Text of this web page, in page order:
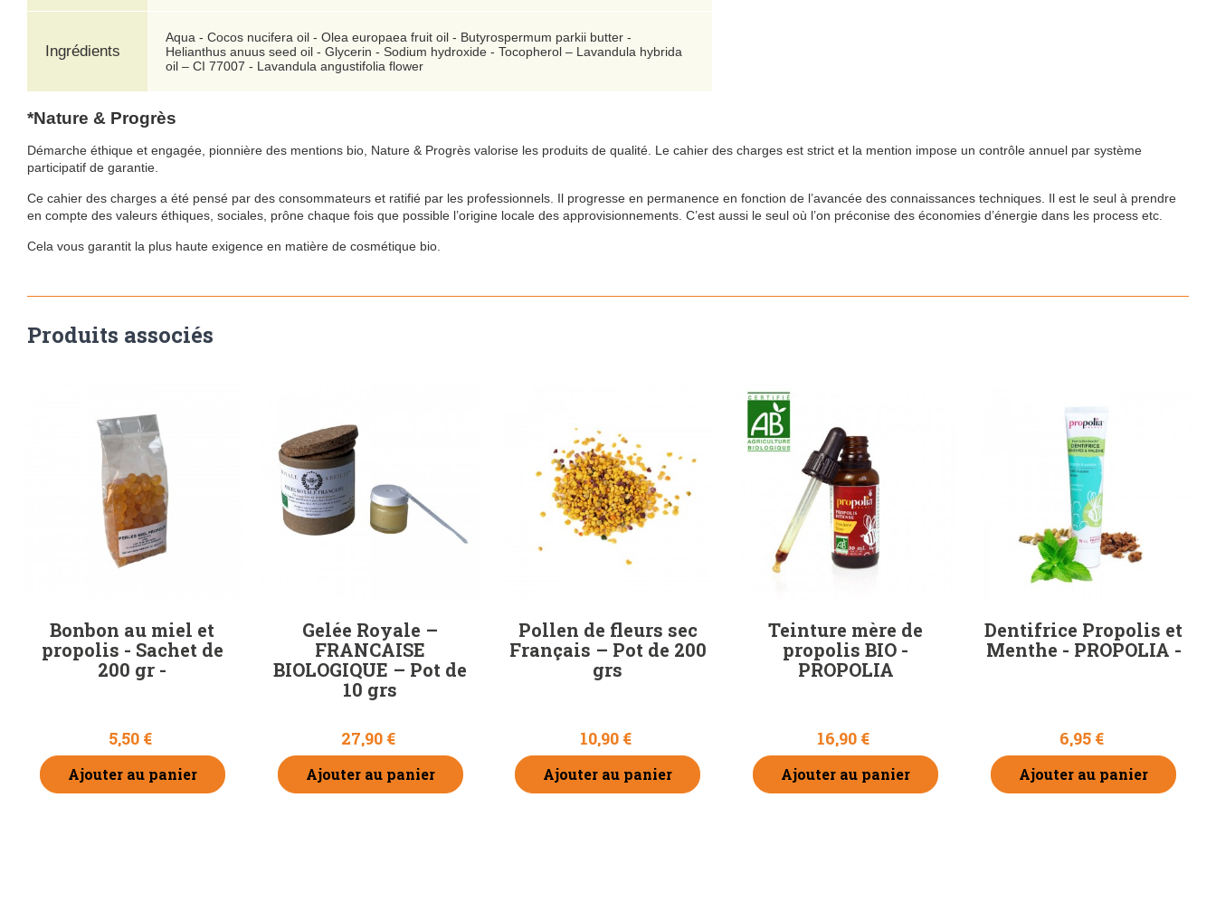
Ingrédients
Aqua - Cocos nucifera oil - Olea europaea fruit oil - Butyrospermum parkii butter -
Helianthus anuus seed oil - Glycerin - Sodium hydroxide - Tocopherol – Lavandula hybrida
oil – CI 77007 - Lavandula angustifolia flower
*Nature & Progrès
Démarche éthique et engagée, pionnière des mentions bio, Nature & Progrès valorise les produits de qualité. Le cahier des charges est strict et la mention impose un contrôle annuel par système
participatif de garantie.
Ce cahier des charges a été pensé par des consommateurs et ratifié par les professionnels. Il progresse en permanence en fonction de l’avancée des connaissances techniques. Il est le seul à prendre
en compte des valeurs éthiques, sociales, prône chaque fois que possible l’origine locale des approvisionnements. C’est aussi le seul où l’on préconise des économies d’énergie dans les process etc.
Cela vous garantit la plus haute exigence en matière de cosmétique bio.
Produits associés
Bonbon au miel et
propolis - Sachet de
200 gr -
5,50 €
Ajouter au panier
Gelée Royale –
FRANCAISE
BIOLOGIQUE – Pot de
10 grs
27,90 €
Ajouter au panier
Pollen de fleurs sec
Français – Pot de 200
grs
10,90 €
Ajouter au panier
Teinture mère de
propolis BIO -
PROPOLIA
16,90 €
Ajouter au panier
Dentifrice Propolis et
Menthe - PROPOLIA -
6,95 €
Ajouter au panier